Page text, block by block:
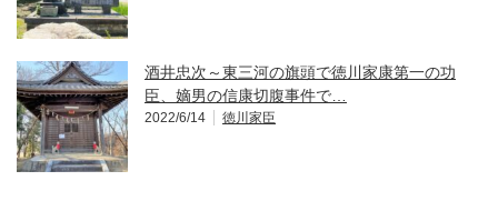
酒井忠次～東三河の旗頭で徳川家康第一の功
臣、嫡男の信康切腹事件で…
2022/6/14 徳川家臣